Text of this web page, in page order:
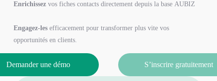
Enrichissez vos fiches contacts directement depuis la base AUBIZ
Engagez-les efficacement pour transformer plus vite vos
opportunités en clients.
Demander une démo S’inscrire gratuitement